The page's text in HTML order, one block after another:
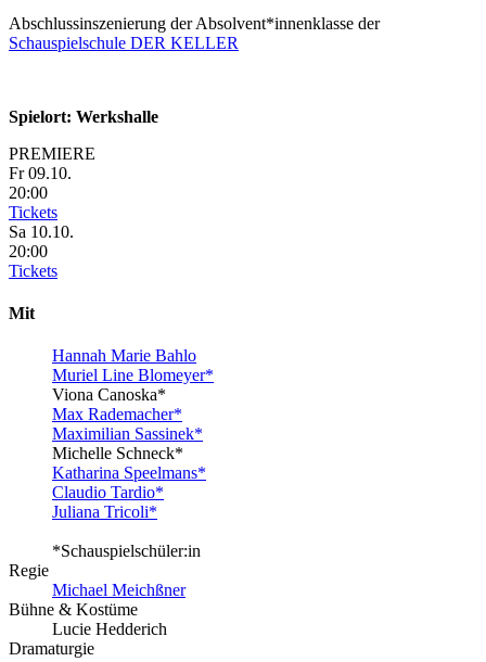
Abschlussinszenierung der Absolvent*innenklasse der
Schauspielschule DER KELLER
Spielort: Werkshalle
PREMIERE
Fr09.10.
20:00
Tickets
Sa 10.10.
20:00
Tickets
Mit
Hannah Marie Bahlo
Muriel Line Blomeyer*
Viona Canoska*
Max Rademacher*
Maximilian Sassinek*
Michelle Schneck*
Katharina Speelmans*
Claudio Tardio*
Juliana Tricoli*
*Schauspielschüler:in
Regie
Michael Meichßner
Bühne & Kostüme
Lucie Hedderich
Dramaturgie